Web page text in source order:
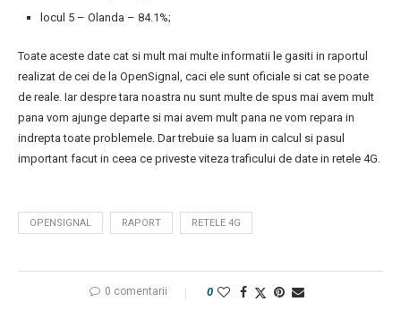
locul 5 – Olanda – 84.1%;
Toate aceste date cat si mult mai multe informatii le gasiti in raportul
realizat de cei de la OpenSignal, caci ele sunt oficiale si cat se poate
de reale. Iar despre tara noastra nu sunt multe de spus mai avem mult
pana vom ajunge departe si mai avem mult pana ne vom repara in
indrepta toate problemele. Dar trebuie sa luam in calcul si pasul
important facut in ceea ce priveste viteza traficului de date in retele 4G.
OPENSIGNAL RAPORT RETELE 4G
0 comentarii 0